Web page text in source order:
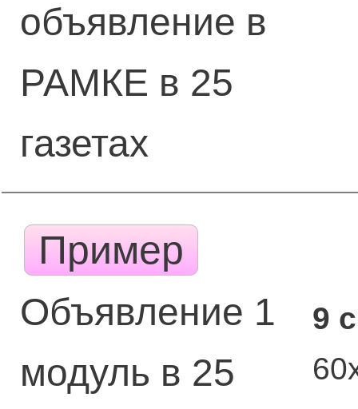
объявление в
РАМКЕ в 25
газетах
Пример
Объявление 1
модуль в 25
9